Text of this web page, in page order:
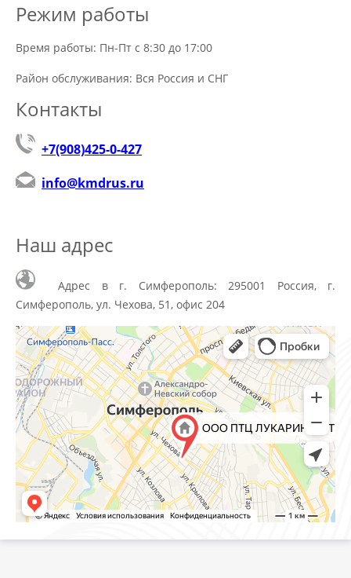
Режим работы
Время работы: Пн-Пт с 8:30 до 17:00
Район обслуживания: Вся Россия и СНГ
Контакты
+7(908)425-0-427
info@kmdrus.ru
Наш адрес
Адрес в г. Симферополь: 295001 Россия, г.
Симферополь, ул. Чехова, 51, офис 204